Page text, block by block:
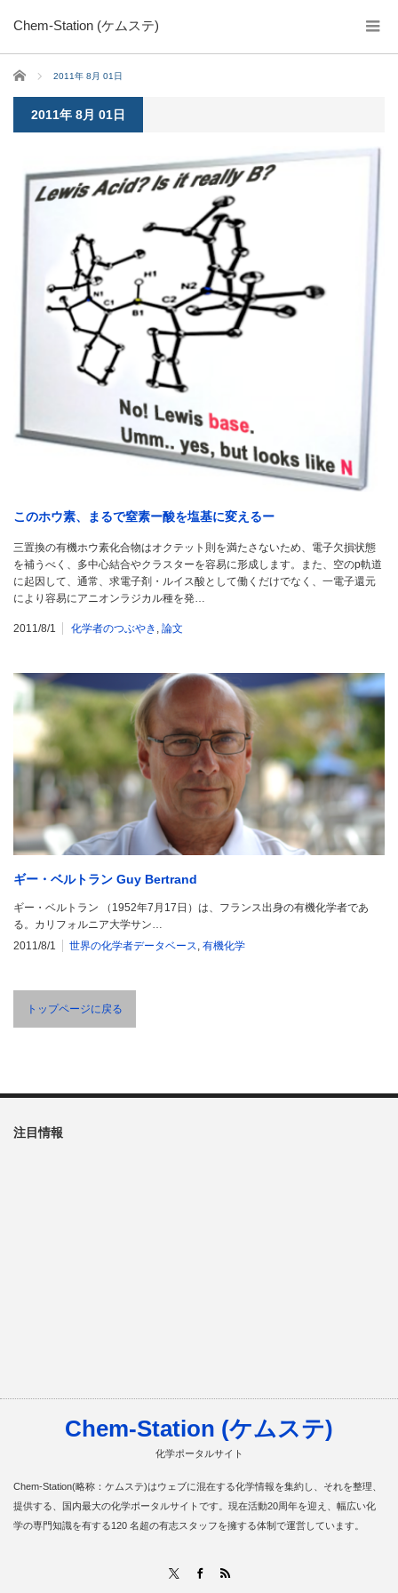
Chem-Station (ケムステ)
ホーム 2011年 8月 01日
2011年 8月 01日
このホウ素、まるで窒素ー酸を塩基に変えるー
三置換の有機ホウ素化合物はオクテット則を満たさないため、電子欠損状態
を補うべく、多中心結合やクラスターを容易に形成します。また、空のp軌道
に起因して、通常、求電子剤・ルイス酸として働くだけでなく、一電子還元
により容易にアニオンラジカル種を発…
2011/8/1 化学者のつぶやき 論文
ギー・ベルトラン Guy Bertrand
ギー・ベルトラン （1952年7月17日）は、フランス出身の有機化学者であ
る。カリフォルニア大学サン…
2011/8/1
世界の化学者データベース, 有機化学
トップページに戻る
注目情報
Chem-Station (ケムステ)
化学ポータルサイト
Chem-Station(略称：ケムステ)はウェブに混在する化学情報を集約し、それを整理、
提供する、国内最大の化学ポータルサイトです。現在活動20周年を迎え、幅広い化
学の専門知識を有する120 名超の有志スタッフを擁する体制で運営しています。
Facebook